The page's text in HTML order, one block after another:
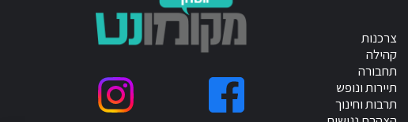
צרכנות
קהילה
תחבורה
תיירות ונופש
תרבות וחינוך